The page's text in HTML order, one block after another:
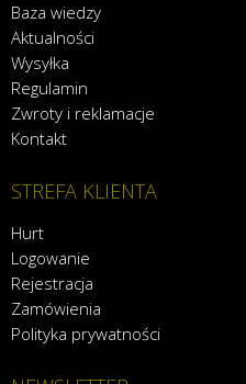
Baza wiedzy
Aktualności
Wysyłka
Regulamin
Zwroty i reklamacje
Kontakt
STREFA KLIENTA
Hurt
Logowanie
Rejestracja
Zamówienia
Polityka prywatności